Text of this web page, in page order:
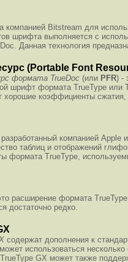
компанией Bitstream для
шрифта выполняется с
Данная технология
(Portable Font
формата TrueDoc (или PFR) -
шрифт формата TrueType
коэффициенты
компанией Apple
таблиц и отображений
формата TrueType,
расширение формата
достаточно редко.
содержат дополнения к
использоваться
GX может также